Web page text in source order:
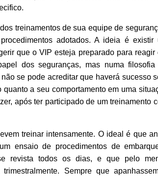
treinamentos de sua equipe de
adotados. A ideia é existir
que o VIP esteja preparado para reagir
dos seguranças, mas numa filosofia
se pode acreditar que haverá sucesso
a seu comportamento em uma
após ter participado de um treinamento
treinar intensamente. O ideal é que
ensaio de procedimentos de
revista todos os dias, e que pelo
Sempre que